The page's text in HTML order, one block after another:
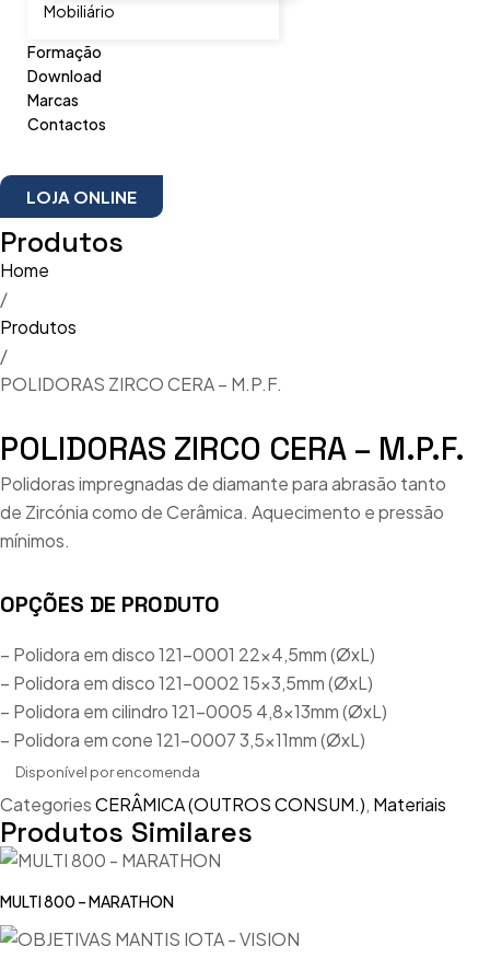
Mobiliário
Formação
Download
Marcas
Contactos
LOJA ONLINE
Produtos
Home
/
Produtos
/
POLIDORAS ZIRCO CERA – M.P.F.
POLIDORAS ZIRCO CERA – M.P.F.
Polidoras impregnadas de diamante para abrasão tanto
de Zircónia como de Cerâmica. Aquecimento e pressão
mínimos.
OPÇÕES DE PRODUTO
– Polidora em disco 121-0001 22×4,5mm (ØxL)
– Polidora em disco 121-0002 15×3,5mm (ØxL)
– Polidora em cilindro 121-0005 4,8x13mm (ØxL)
– Polidora em cone 121-0007 3,5x11mm (ØxL)
Disponível por encomenda
CategoriesCERÂMICA (OUTROS CONSUM.), Materiais
Produtos Similares
MULTI 800 – MARATHON